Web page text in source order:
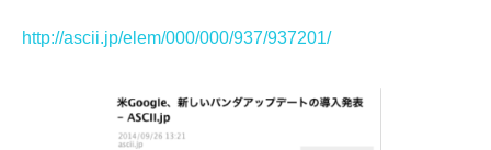
http://ascii.jp/elem/000/000/937/937201/